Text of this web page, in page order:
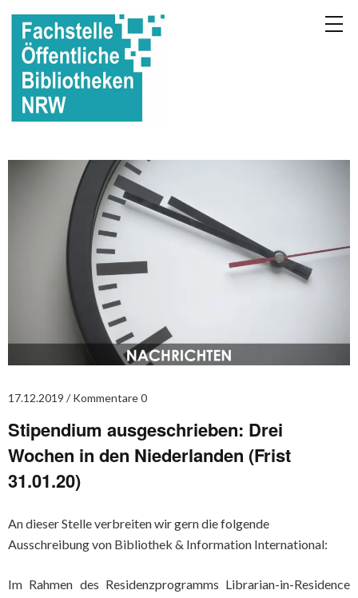
17.12.2019 Kommentare 0
Stipendium ausgeschrieben: Drei
Wochen in den Niederlanden (Frist
31.01.20)
An dieser Stelle verbreiten wir gern die folgende
Ausschreibung von Bibliothek & Information International:
Im Rahmen des Residenzprogramms Librarian-in-Residence